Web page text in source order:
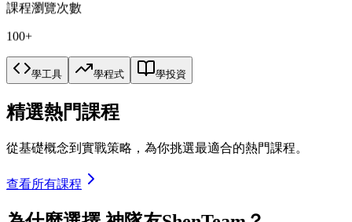
課程瀏覽次數
100+
學工具 學程式 學投資
精選熱門課程
從基礎概念到實戰策略，為你挑選最適合的熱門課程。
查看所有課程